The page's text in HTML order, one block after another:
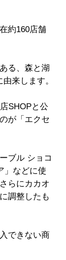
約160店舗
る、森と湖
来します。
SHOPと公
が「エクセ
ブル ショコ
」などに使
らにカカオ
調整したも
できない商